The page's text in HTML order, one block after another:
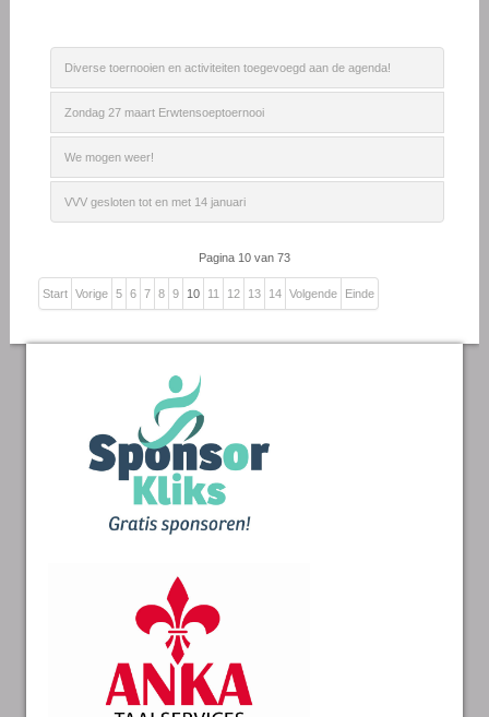
Diverse toernooien en activiteiten toegevoegd aan de agenda!
Zondag 27 maart Erwtensoeptoernooi
We mogen weer!
VVV gesloten tot en met 14 januari
Pagina 10 van 73
Start Vorige 5 6 7 8 9 10 11 12 13 14 Volgende Einde